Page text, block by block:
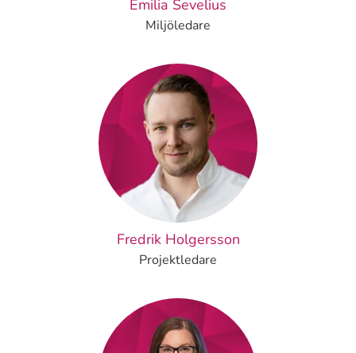
Emilia Sevelius
Miljöledare
Fredrik Holgersson
Projektledare